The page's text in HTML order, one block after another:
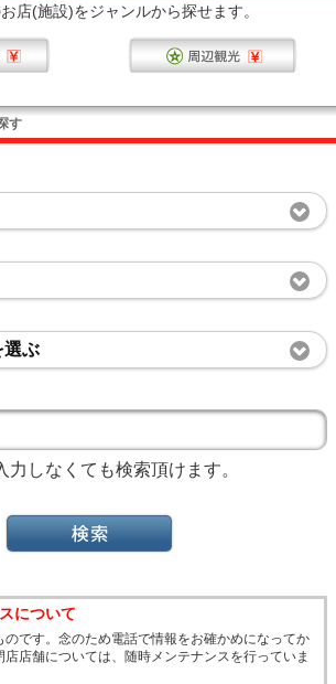
店(施設)をジャンルから探せます。
す
選ぶ
しなくても検索頂けます。
について
です。念のため電話で情報をお確かめになってか
店店舗については、随時メンテナンスを行っていま